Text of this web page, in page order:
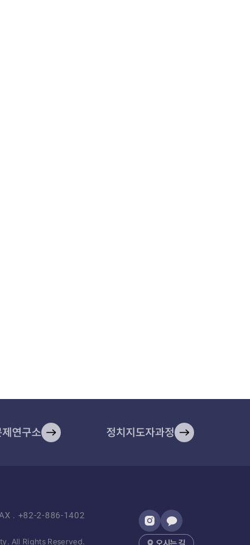
연구소 정치지도자과정​
. +82-2-886-1402
All Rights Reserved.